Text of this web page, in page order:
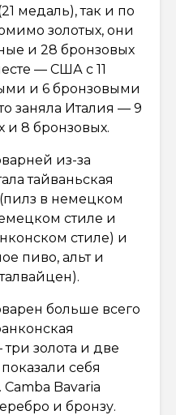
медаль), так и по
золотых, они
и 28 бронзовых
— США с 11
и 6 бронзовыми
заняла Италия — 9
и 8 бронзовых.
из-за
тайваньская
в немецком
стиле и
стиле) и
пиво, альт и
больше всего
золота и две
себя
Bavaria
и бронзу.